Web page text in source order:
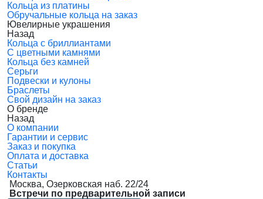
Кольца из платины
Обручальные кольца на заказ
Ювелирные украшения
Назад
Кольца с бриллиантами
С цветными камнями
Кольца без камней
Серьги
Подвески и кулоны
Браслеты
Свой дизайн на заказ
О бренде
Назад
О компании
Гарантии и сервис
Заказ и покупка
Оплата и доставка
Статьи
Контакты
Москва, Озерковская наб. 22/24
Встречи по предварительной записи